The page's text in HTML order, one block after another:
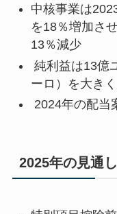
中核事業は
を18％増加さ
13％減少
純利益は13億
ーロ）を大き
2024年の配当
2025年の見通し